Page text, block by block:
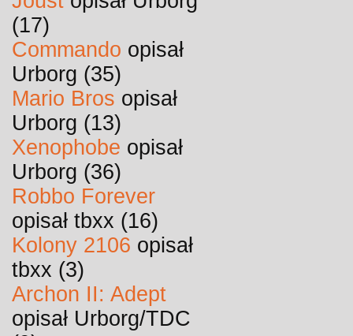
(17)
Commando opisał
Urborg (35)
Mario Bros opisał
Urborg (13)
Xenophobe opisał
Urborg (36)
Robbo Forever
opisał tbxx (16)
Kolony 2106 opisał
tbxx (3)
Archon II: Adept
opisał Urborg/TDC